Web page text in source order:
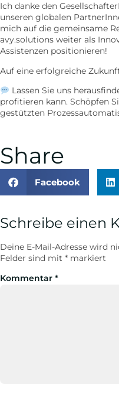
Ich danke den
unseren globalen
mich auf die gemeinsame
avy.solutions weiter als
Assistenzen positionieren!
Auf eine erfolgreiche
Lassen Sie uns
profitieren kann. Schöpfen
gestützten
Share
Facebook
Schreibe einen
Deine E-Mail-Adresse wird
Felder sind mit * markiert
Kommentar *